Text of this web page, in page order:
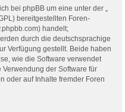
bei phpBB um eine unter der „
bereitgestellten Foren-
handelt;
durch die deutschsprachige
Verfügung gestellt. Beide haben
wie die Software verwendet
der Software für
oder auf Inhalte fremder Foren